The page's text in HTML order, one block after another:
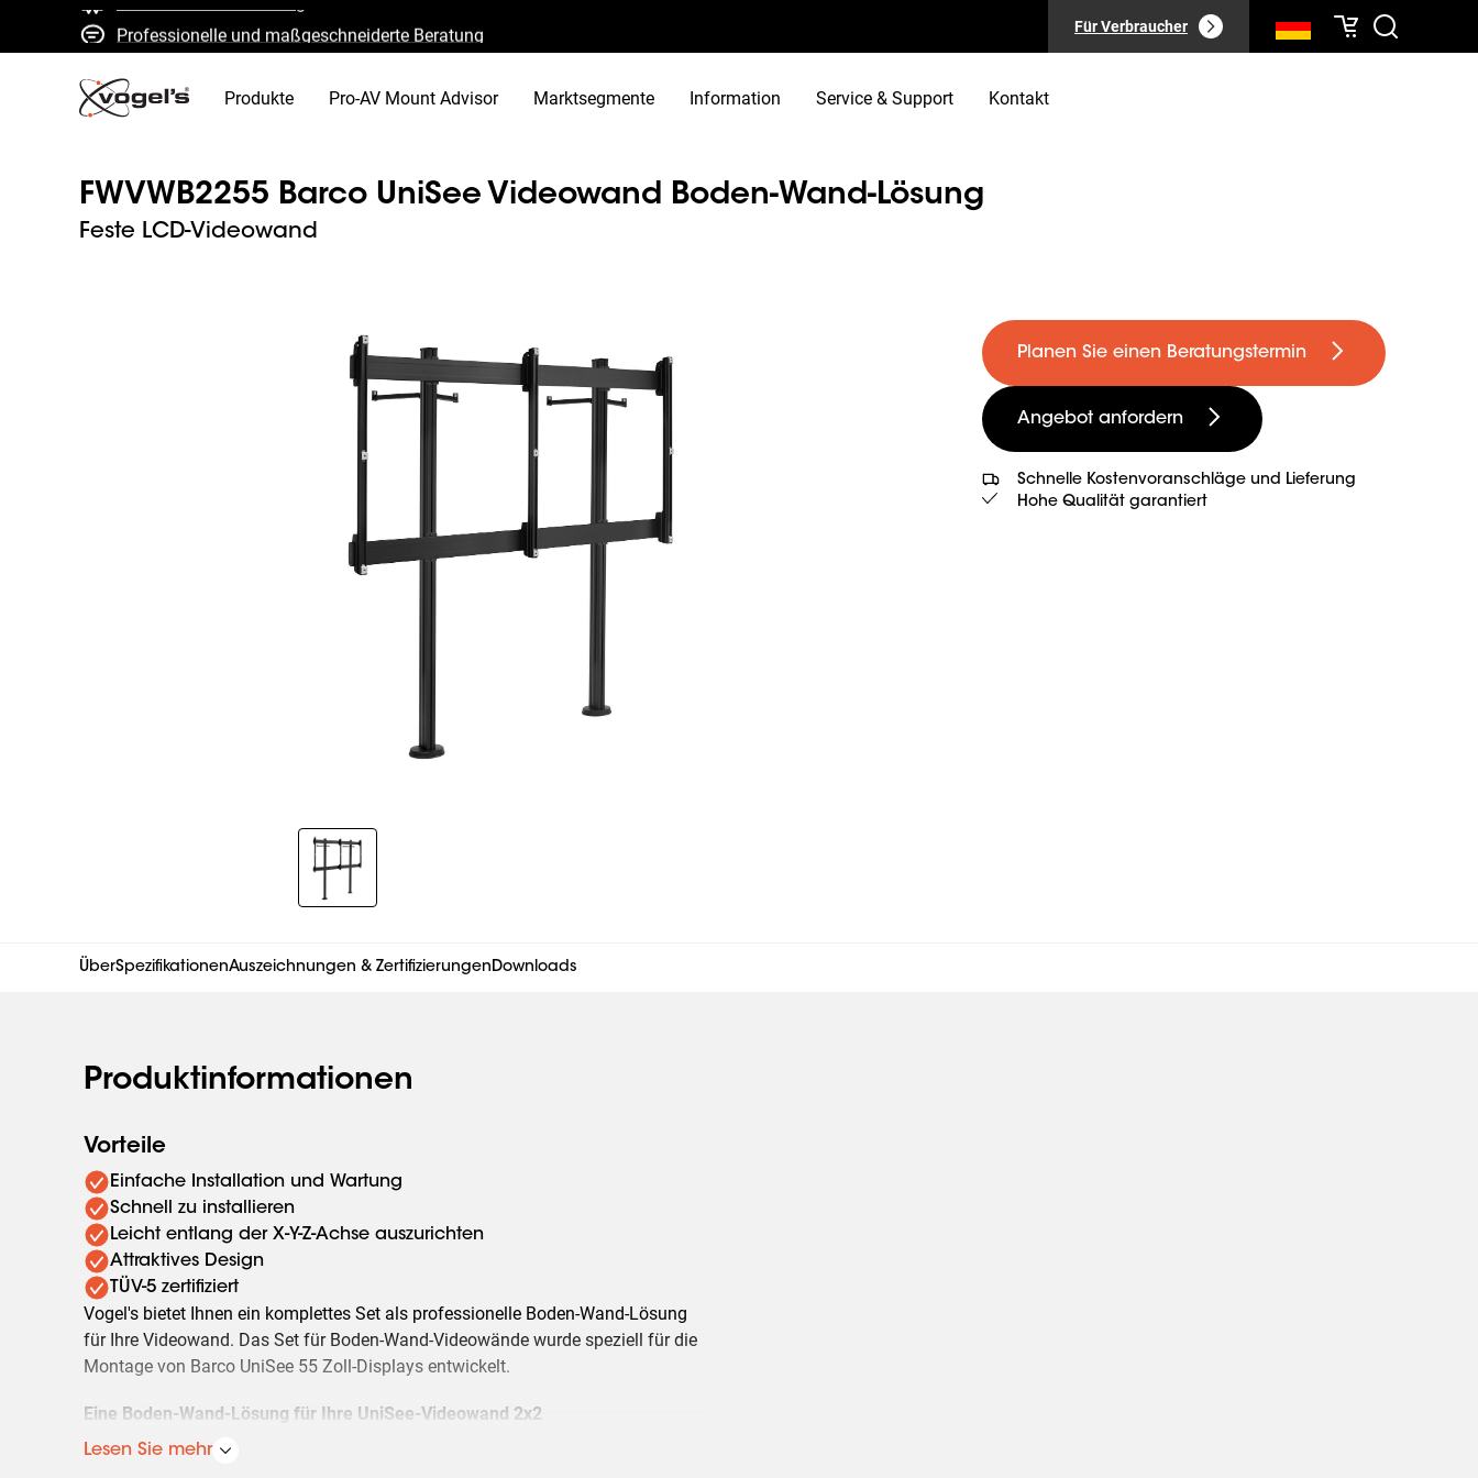
Professionelle und maßgeschneiderte Beratung
Schnelle Kostenvoranschläge und Lieferung
Hohe Qualität garantiert
Für Verbraucher
Produkte Pro-AV Mount Advisor Marktsegmente Information Service & Support Kontakt
FWVWB2255 Barco UniSee Videowand Boden-Wand-Lösung
Feste LCD-Videowand
Slide 1 of 1
Planen Sie einen Beratungstermin
Angebot anfordern
Schnelle Kostenvoranschläge und Lieferung
Hohe Qualität garantiert
ÜberSpezifikationenAuszeichnungen & ZertifizierungenDownloads
Produktinformationen
Vorteile
Einfache Installation und Wartung
Schnell zu installieren
Leicht entlang der X-Y-Z-Achse auszurichten
Attraktives Design
TÜV-5 zertifiziert
Vogel's bietet Ihnen ein komplettes Set als professionelle Boden-Wand-Lösung
für Ihre Videowand. Das Set für Boden-Wand-Videowände wurde speziell für die
Montage von Barco UniSee 55 Zoll-Displays entwickelt.
Eine Boden-Wand-Lösung für Ihre UniSee-Videowand 2x2
Displaygröße: Barco UniSee 55 Zoll (1397 mm)
Lesen Sie mehr